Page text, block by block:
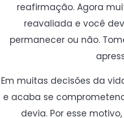
reafirmação. Agora
reavaliada e você
permanecer ou não.
Em muitas decisões da
e acaba se
devia. Por esse